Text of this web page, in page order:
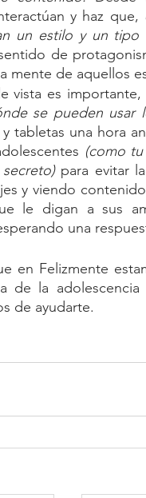
y haz que,
un estilo y un
de
mente de aquellos
vista es
se pueden usar
tabletas una hora
(como
para evitar
y viendo
le digan a sus
una
en Felizmente
de la
de ayudarte.